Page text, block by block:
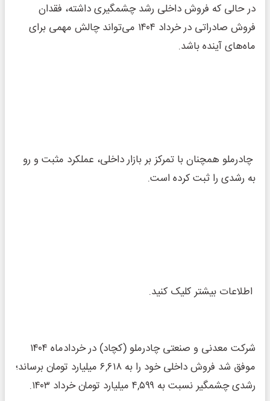
در حالی که فروش داخلی رشد چشمگیری داشته، فقدان
فروش صادراتی در خرداد ۱۴۰۴ می‌تواند چالش مهمی برای
ماه‌های آینده باشد.
چادرملو همچنان با تمرکز بر بازار داخلی، عملکرد مثبت و رو
به رشدی را ثبت کرده است.
اطلاعات بیشتر کلیک کنید.
شرکت معدنی و صنعتی چادرملو (کچاد) در خردادماه ۱۴۰۴
موفق شد فروش داخلی خود را به ۶,۶۱۸ میلیارد تومان برساند؛
رشدی چشمگیر نسبت به ۴,۵۹۹ میلیارد تومان خرداد ۱۴۰۳.